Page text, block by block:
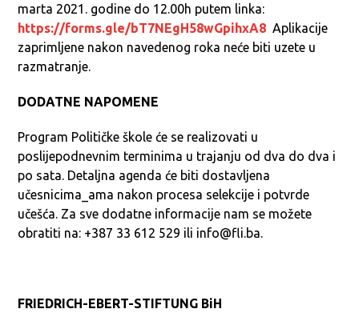
marta 2021. godine do 12.00h putem linka:
https://forms.gle/bT7NEgH58wGpihxA8 Aplikacije
zaprimljene nakon navedenog roka neće biti uzete u
razmatranje.
DODATNE NAPOMENE
Program Političke škole će se realizovati u
poslijepodnevnim terminima u trajanju od dva do dva i
po sata. Detaljna agenda će biti dostavljena
učesnicima_ama nakon procesa selekcije i potvrde
učešća. Za sve dodatne informacije nam se možete
obratiti na: +387 33 612 529 ili info@fli.ba.
FRIEDRICH-EBERT-STIFTUNG BiH